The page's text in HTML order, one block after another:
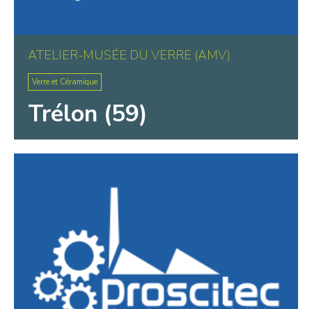
ATELIER-MUSÉE DU VERRE (AMV)
Verre et Céramique
Trélon (59)